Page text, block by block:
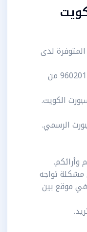
لدى
تواصل معنا على الرقم المباشر 96020113 من
الكويت.
الرسمي.
تواجه
في موقع بين